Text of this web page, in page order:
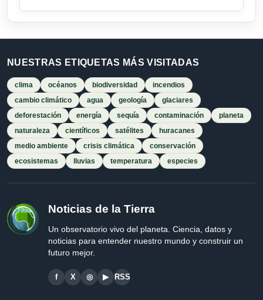
NUESTRAS ETIQUETAS MÁS VISITADAS
clima océanos biodiversidad
incendios
cambio climático
agua geología
glaciares
deforestación
energía sequía contaminación
planeta
naturaleza
científicos satélites
huracanes
medio ambiente
crisis climática
conservación
ecosistemas
lluvias temperatura especies
Noticias de la Tierra
Un observatorio vivo del planeta. Ciencia, datos y
noticias para entender nuestro mundo y construir un
futuro mejor.
f X ◎ ▶ RSS